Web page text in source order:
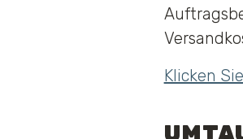
Klicken